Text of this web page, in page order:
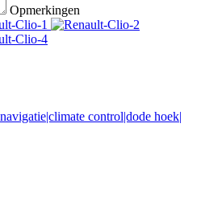
Opmerkingen
control|dode hoek|